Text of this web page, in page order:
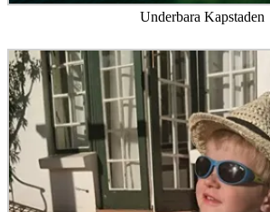
Underbara Kapstaden